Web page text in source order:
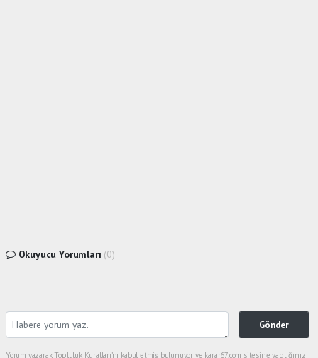
Okuyucu Yorumları (0)
Gönder
Yorum yazarak Topluluk Kuralları’nı kabul etmiş bulunuyor ve karar67.com sitesine yaptığınız